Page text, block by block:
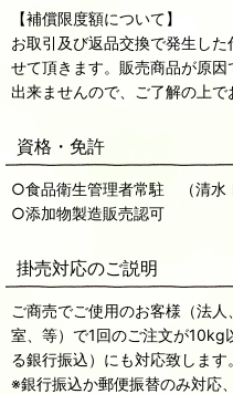
【補償限度額について】
お取引及び返品交換で発生し
せて頂きます。販売商品が原
出来ませんので、ご了解の上で
資格・免許
○食品衛生管理者常駐 （清水
○添加物製造販売認可
掛売対応のご説明
ご商売でご使用のお客様（法
室、等）で1回のご注文が10kg
る銀行振込）にも対応致します。
※銀行振込か郵便振替のみ対応